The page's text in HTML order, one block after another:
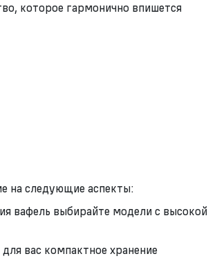
которое гармонично впишется
на следующие аспекты:
вафель выбирайте модели с высокой
вас компактное хранение